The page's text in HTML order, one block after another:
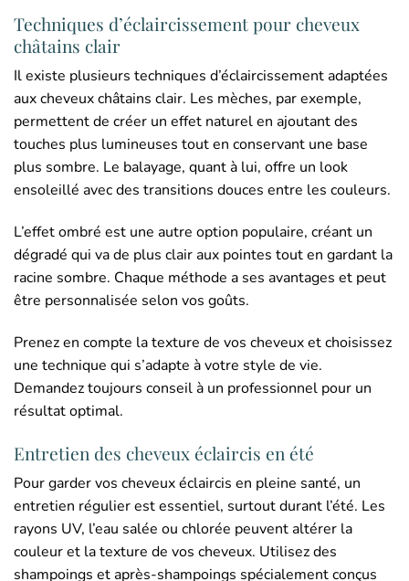
Techniques d’éclaircissement pour cheveux
châtains clair
Il existe plusieurs techniques d’éclaircissement adaptées
aux cheveux châtains clair. Les mèches, par exemple,
permettent de créer un effet naturel en ajoutant des
touches plus lumineuses tout en conservant une base
plus sombre. Le balayage, quant à lui, offre un look
ensoleillé avec des transitions douces entre les couleurs.
L’effet ombré est une autre option populaire, créant un
dégradé qui va de plus clair aux pointes tout en gardant la
racine sombre. Chaque méthode a ses avantages et peut
être personnalisée selon vos goûts.
Prenez en compte la texture de vos cheveux et choisissez
une technique qui s’adapte à votre style de vie.
Demandez toujours conseil à un professionnel pour un
résultat optimal.
Entretien des cheveux éclaircis en été
Pour garder vos cheveux éclaircis en pleine santé, un
entretien régulier est essentiel, surtout durant l’été. Les
rayons UV, l’eau salée ou chlorée peuvent altérer la
couleur et la texture de vos cheveux. Utilisez des
shampoings et après-shampoings spécialement conçus